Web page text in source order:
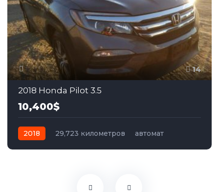
14
2018 Honda Pilot 3.5
10,400$
2018 29,723 километров
автомат